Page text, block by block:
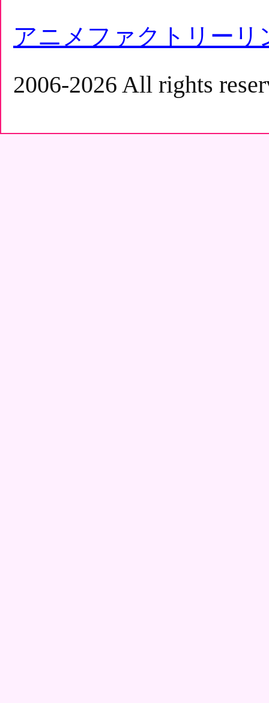
アニメファクトリーリ
2006-2026 All rights